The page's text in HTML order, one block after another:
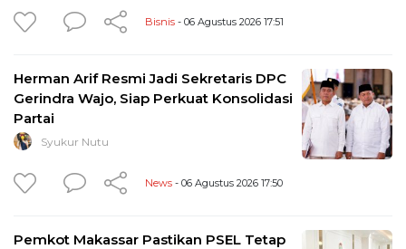
Bisnis - 06 Agustus 2026 17:51
Herman Arif Resmi Jadi Sekretaris DPC
Gerindra Wajo, Siap Perkuat Konsolidasi
Partai
Syukur Nutu
News - 06 Agustus 2026 17:50
Pemkot Makassar Pastikan PSEL Tetap